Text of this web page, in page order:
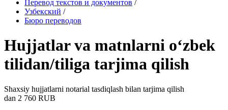
Перевод текстов и документов /
Узбекский /
Бюро переводов
Hujjatlar va matnlarni oʻzbek
tilidan/tiliga tarjima qilish
Shaxsiy hujjatlarni notarial tasdiqlash bilan tarjima qilish
dan 2 760 RUB